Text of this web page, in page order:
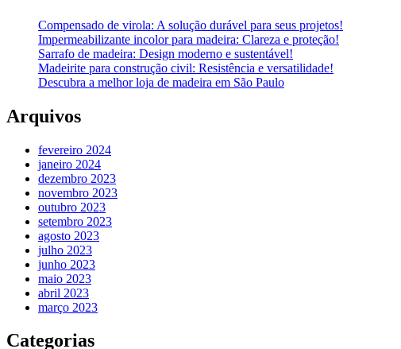
Compensado de virola: A solução durável para seus projetos!
Impermeabilizante incolor para madeira: Clareza e proteção!
Sarrafo de madeira: Design moderno e sustentável!
Madeirite para construção civil: Resistência e versatilidade!
Descubra a melhor loja de madeira em São Paulo
Arquivos
fevereiro 2024
janeiro 2024
dezembro 2023
novembro 2023
outubro 2023
setembro 2023
agosto 2023
julho 2023
junho 2023
maio 2023
abril 2023
março 2023
Categorias